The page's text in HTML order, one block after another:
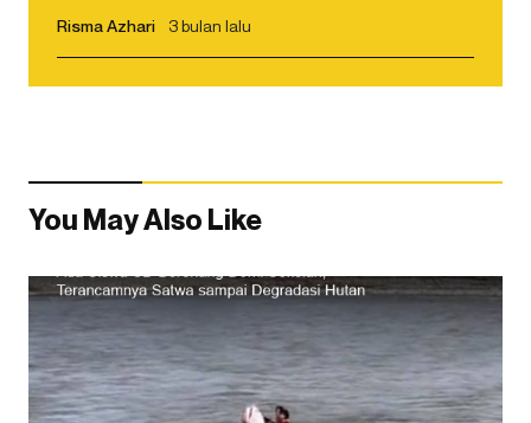
Risma Azhari 3 bulan lalu
You May Also Like